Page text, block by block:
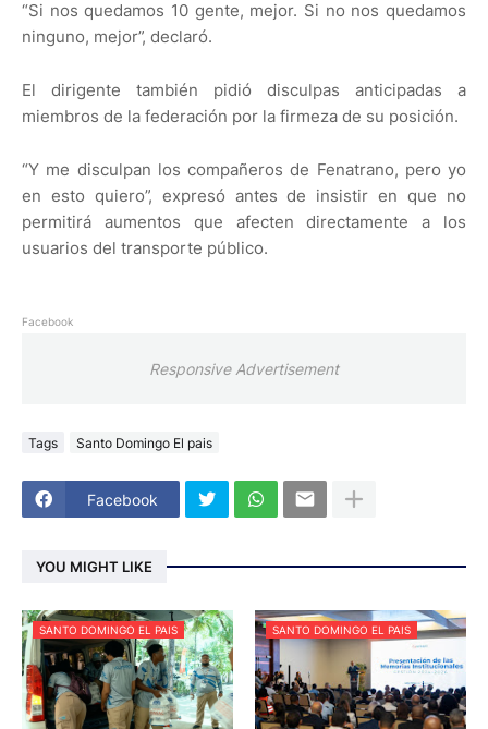
“Si nos quedamos 10 gente, mejor. Si no nos quedamos
ninguno, mejor”, declaró.
El dirigente también pidió disculpas anticipadas a
miembros de la federación por la firmeza de su posición.
“Y me disculpan los compañeros de Fenatrano, pero yo
en esto quiero”, expresó antes de insistir en que no
permitirá aumentos que afecten directamente a los
usuarios del transporte público.
Facebook
Responsive Advertisement
Tags Santo Domingo El pais
Facebook
YOU MIGHT LIKE
SANTO DOMINGO EL PAIS SANTO DOMINGO EL PAIS